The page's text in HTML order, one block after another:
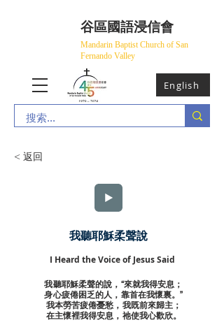
​谷區國語浸信會
Mandarin Baptist Church of San
Fernando Valley
English
< 返回
我聽耶穌柔聲說
I Heard the Voice of Jesus Said
我聽耶穌柔聲的說，“來就我得安息；
身心疲倦困乏的人，靠首在我懷裏。”
我本勞苦疲倦憂愁，我既前來歸主；
在主懷裡我得安息，祂使我心歡欣。